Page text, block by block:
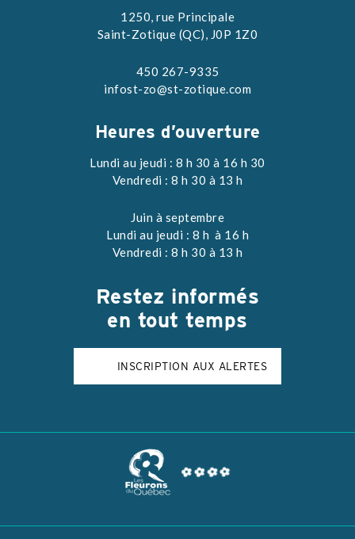
1250, rue Principale
Saint-Zotique (QC), J0P 1Z0
450 267-9335
infost-zo@st-zotique.com
Heures d’ouverture
Lundi au jeudi : 8 h 30 à 16 h 30
Vendredi : 8 h 30 à 13 h
Juin à septembre
Lundi au jeudi : 8 h à 16 h
Vendredi : 8 h 30 à 13 h
Restez informés
en tout temps
INSCRIPTION AUX ALERTES